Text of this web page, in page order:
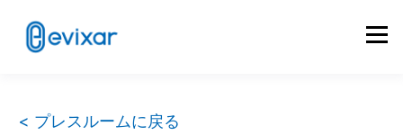
< プレスルームに戻る